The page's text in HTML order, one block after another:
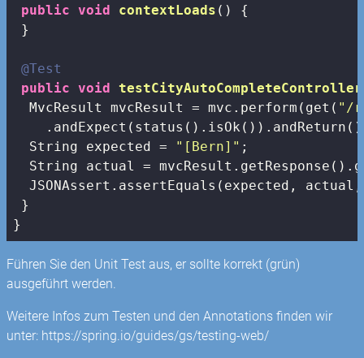
public void contextLoads ()
{
}
@Test
public void testCityAutoCompleteController
  MvcResult mvcResult = mvc.perform(get(
"/
  String expected =
"[Bern]" ;
String actual =
JSONAssert.assertEquals(expected,
}
}
Führen Sie den Unit Test aus, er sollte korrekt (grün)
ausgeführt werden.
Weitere Infos zum Testen und den Annotations finden wir
unter: https://spring.io/guides/gs/testing-web/